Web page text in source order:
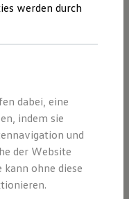
die
für die
auch
Volkswagen
werden durch
dabei, eine
indem sie
und
der Website
ohne diese